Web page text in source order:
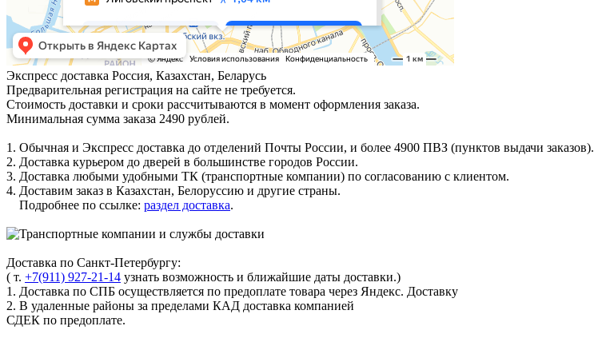
Экспресс доставка Россия, Казахстан, Беларусь
Предварительная регистрация на сайте не требуется.
Стоимость доставки и сроки рассчитываются в момент оформления заказа.
Минимальная сумма заказа 2490 рублей.
1. Обычная и Экспресс доставка до отделений Почты России, и более 4900 ПВЗ (пунктов выдачи заказов).
2. Доставка курьером до дверей в большинстве городов России.
3. Доставка любыми удобными ТК (транспортные компании) по согласованию с клиентом.
4. Доставим заказ в Казахстан, Белоруссию и другие страны.
Подробнее по ссылке: раздел доставка.
Доставка по Санкт-Петербургу:
( т. +7(911) 927-21-14 узнать возможность и ближайшие даты доставки.)
1. Доставка по СПБ осуществляется по предоплате товара через Яндекс. Доставку
2. В удаленные районы за пределами КАД доставка компанией
СДЕК по предоплате.